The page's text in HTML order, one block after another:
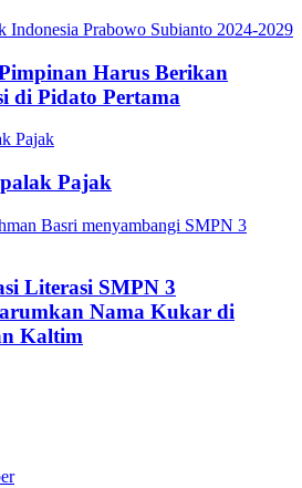
Harus Berikan
di Pidato Pertama
Pajak
Literasi SMPN 3
Nama Kukar di
Kaltim